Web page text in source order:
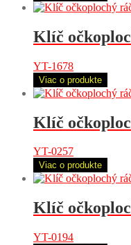
Klíč
YT-1678
Viac o produkte
Klíč
YT-0257
Viac o produkte
Klíč
YT-0194